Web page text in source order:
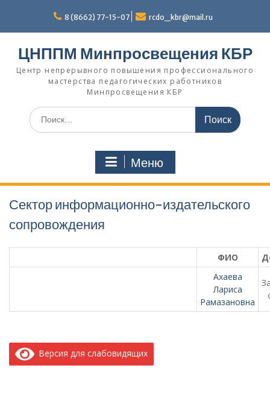
содержимому
8 (8662) 77-15-07 rcdo_kbr@mail.ru
ЦНППМ Минпросвещения КБР
Центр непрерывного повышения профессионального
мастерства педагогических работников
Минпросвещения КБР
Искать:
Меню
Сектор информационно-издательского
сопровождения
ФИО
Ахаева
Лариса
Рамазановна
Версия для слабовидящих